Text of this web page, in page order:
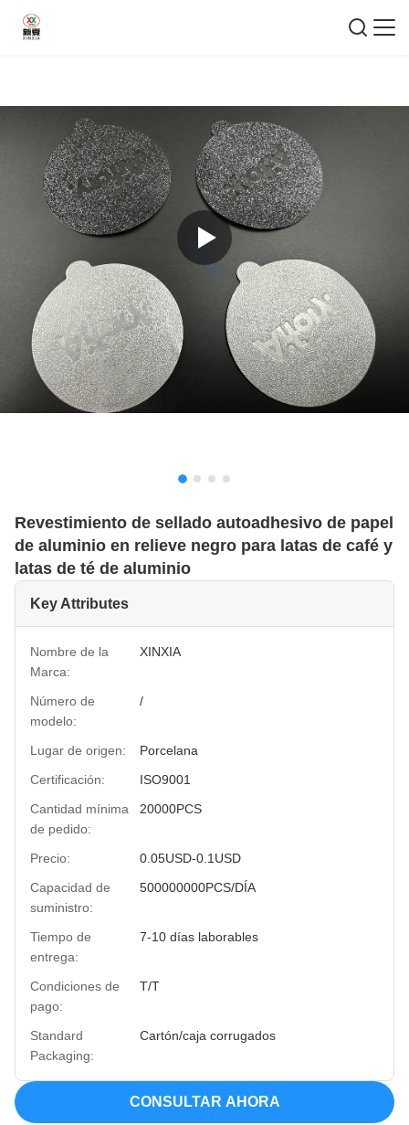
Revestimiento de sellado autoadhesivo de papel
de aluminio en relieve negro para latas de café y
latas de té de aluminio
Key Attributes
Nombre de la
Marca:
XINXIA
Número de
modelo:
/
Lugar de origen:
Porcelana
Certificación:
ISO9001
Cantidad mínima
de pedido:
20000PCS
Precio:
0.05USD-0.1USD
Capacidad de
suministro:
500000000PCS/DÍA
Tiempo de
entrega:
7-10 días laborables
Condiciones de
pago:
T/T
Standard
Packaging:
Cartón/caja corrugados
CONSULTAR AHORA